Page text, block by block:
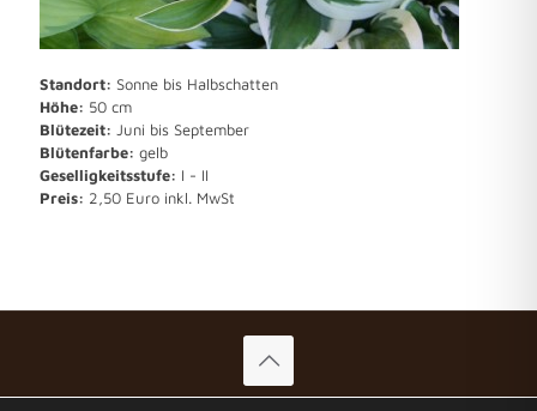
Standort: Sonne bis Halbschatten
Höhe: 50 cm
Blütezeit: Juni bis September
Blütenfarbe: gelb
Geselligkeitsstufe: I - II
Preis: 2,50 Euro inkl. MwSt